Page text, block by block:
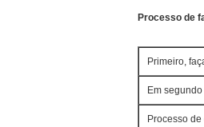
Processo de
Primeiro,
Em
Processo